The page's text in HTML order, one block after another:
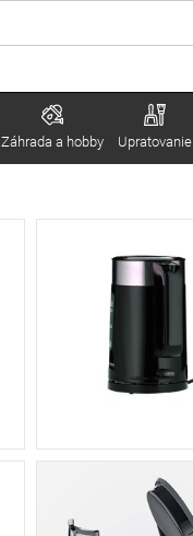
Záhrada a hobby Upratovanie